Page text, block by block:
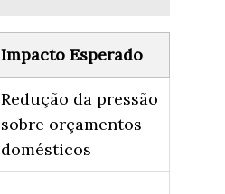
Impacto Esperado
Redução da pressão
sobre orçamentos
domésticos